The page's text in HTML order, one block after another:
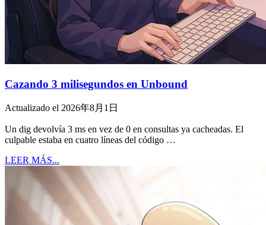
Cazando 3 milisegundos en Unbound
Actualizado el 2026年8月1日
Un dig devolvía 3 ms en vez de 0 en consultas ya cacheadas. El
culpable estaba en cuatro líneas del código …
LEER MÁS...